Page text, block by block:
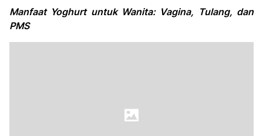
Manfaat Yoghurt untuk Wanita: Vagina, Tulang, dan
PMS